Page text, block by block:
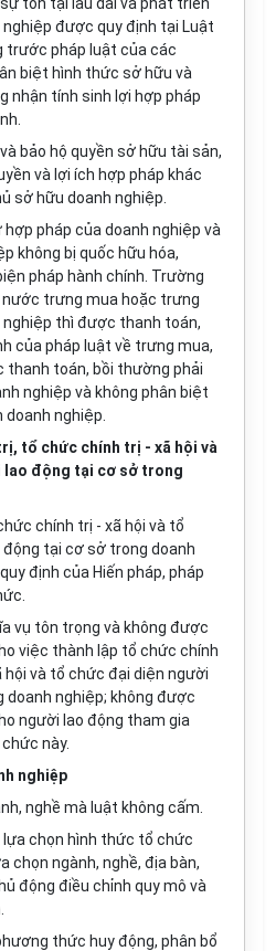
được quy định tại Luật
trước pháp luật của các
biệt hình thức sở hữu và
nhận tính sinh lợi hợp pháp
bảo hộ quyền sở hữu tài sản,
và lợi ích hợp pháp khác
sở hữu doanh nghiệp.
pháp của doanh nghiệp và
không bị quốc hữu hóa,
pháp hành chính. Trường
trưng mua hoặc trưng
thì được thanh toán,
của pháp luật về trưng mua,
thanh toán, bồi thường phải
nghiệp và không phân biệt
nghiệp.
tổ chức chính trị - xã hội và
động tại cơ sở trong
chính trị - xã hội và tổ
động tại cơ sở trong doanh
định của Hiến pháp, pháp
vụ tôn trọng và không được
việc thành lập tổ chức chính
và tổ chức đại diện người
doanh nghiệp; không được
người lao động tham gia
này.
nghiệp
nghề mà luật không cấm.
lựa chọn hình thức tổ chức
chọn ngành, nghề, địa bàn,
động điều chỉnh quy mô và
thức huy động, phân bổ